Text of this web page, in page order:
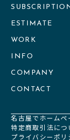
ESTIMATE
WORK
INFO
COMPANY
CONTACT
名古屋でホームペ
特定商取引法につ
プライバシーポリ